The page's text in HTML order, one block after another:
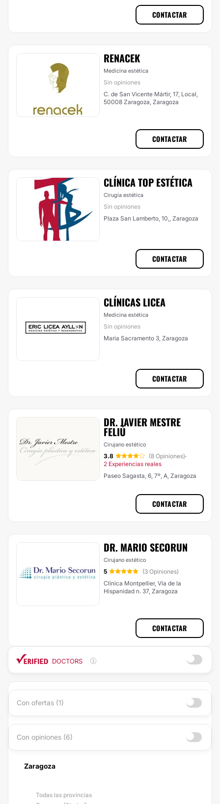
CONTACTAR
RENACEK
Medicina estética
Sin opiniones
C. de San Vicente Mártir, 17, Local,
50008 Zaragoza, Zaragoza
CONTACTAR
CLÍNICA TOP ESTÉTICA
Cirugía estética
Sin opiniones
Plaza San Lamberto, 10,, Zaragoza
CONTACTAR
CLÍNICAS LICEA
Medicina estética
Sin opiniones
Maria Sacramento 3, Zaragoza
CONTACTAR
DR. JAVIER MESTRE
FELIÚ
Cirujano estético
3.8 (8 Opiniones)·
2 Experiencias reales
Paseo Sagasta, 6, 7º, A, Zaragoza
CONTACTAR
DR. MARIO SECORUN
Cirujano estético
5
(3 Opiniones)
Clínica Montpellier, Vía de la
Hispanidad n. 37, Zaragoza
CONTACTAR
DOCTORS
Con ofertas (1)
Con opiniones (6)
Zaragoza
Todas las provincias